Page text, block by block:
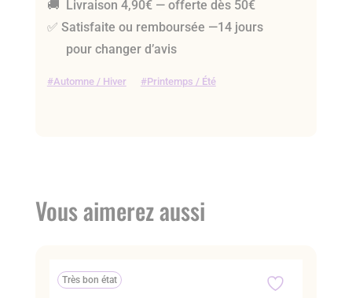
🚚 Livraison 4,90€ — offerte dès 50€
✅ Satisfaite ou remboursée —14 jours
pour changer d’avis
Automne / Hiver Printemps / Été
Vous aimerez aussi
Très bon état